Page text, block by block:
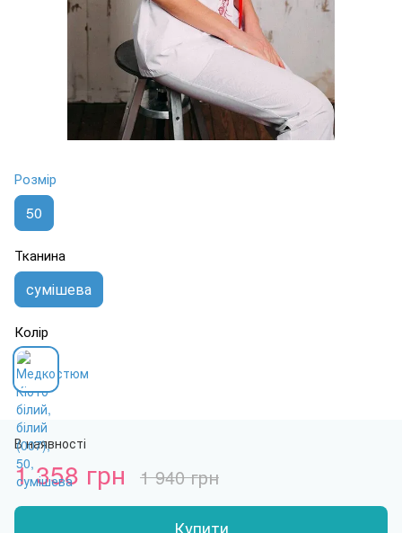
Розмір
50
Тканина
сумішева
Колір
В наявності
1 358 грн 1 940 грн
Купити